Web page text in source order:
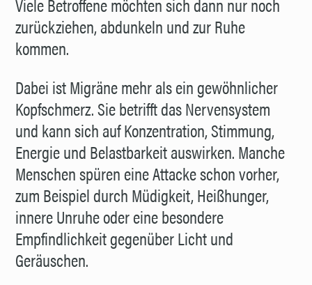
zurückziehen, abdunkeln und zur Ruhe
kommen.
Dabei ist Migräne mehr als ein gewöhnlicher
Kopfschmerz. Sie betrifft das Nervensystem
und kann sich auf Konzentration, Stimmung,
Energie und Belastbarkeit auswirken. Manche
Menschen spüren eine Attacke schon vorher,
zum Beispiel durch Müdigkeit, Heißhunger,
innere Unruhe oder eine besondere
Empfindlichkeit gegenüber Licht und
Geräuschen.